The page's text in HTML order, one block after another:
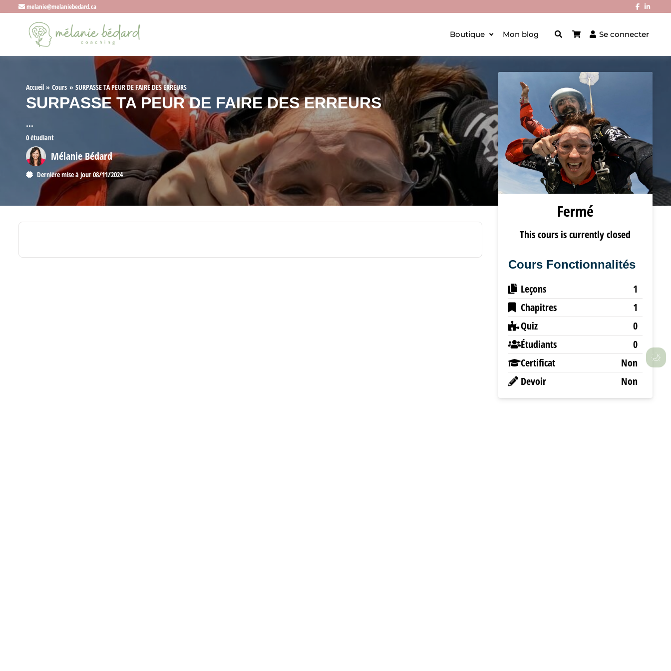
melanie@melaniebedard.ca
Boutique Mon blog Se connecter
Accueil Cours SURPASSE TA PEUR DE FAIRE DES ERREURS
SURPASSE TA PEUR DE FAIRE DES ERREURS
...
0 étudiant
Mélanie Bédard
Dernière mise à jour 08/11/2024
Fermé
This cours is currently closed
Cours Fonctionnalités
Leçons
1
Chapitres
1
Quiz
0
Étudiants
0
Certificat
Non
Devoir
Non